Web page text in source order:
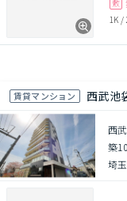
敷
1K /
賃貸マンション 西武池
西
築
埼